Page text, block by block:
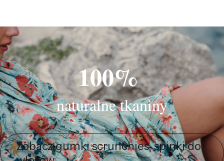
100%
naturalne tkaniny
Zobacz gumki scrunchies, spinki do